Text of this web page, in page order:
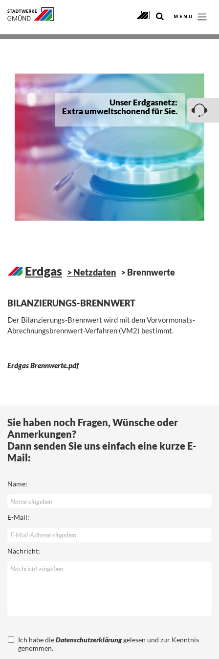
MENU
Unser Erdgasnetz:
Extra umweltschonend für Sie.
Erdgas Netzdaten Brennwerte
BILANZIERUNGS-BRENNWERT
Der Bilanzierungs-Brennwert wird mit dem Vorvormonats-
Abrechnungsbrennwert-Verfahren (VM2) bestimmt.
Erdgas Brennwerte.pdf
Sie haben noch Fragen, Wünsche oder
Anmerkungen?
Dann senden Sie uns einfach eine kurze E-
Mail:
Name:
E-Mail:
Nachricht:
Ich habe dieDatenschutzerklärunggelesen und zur Kenntnis
genommen.